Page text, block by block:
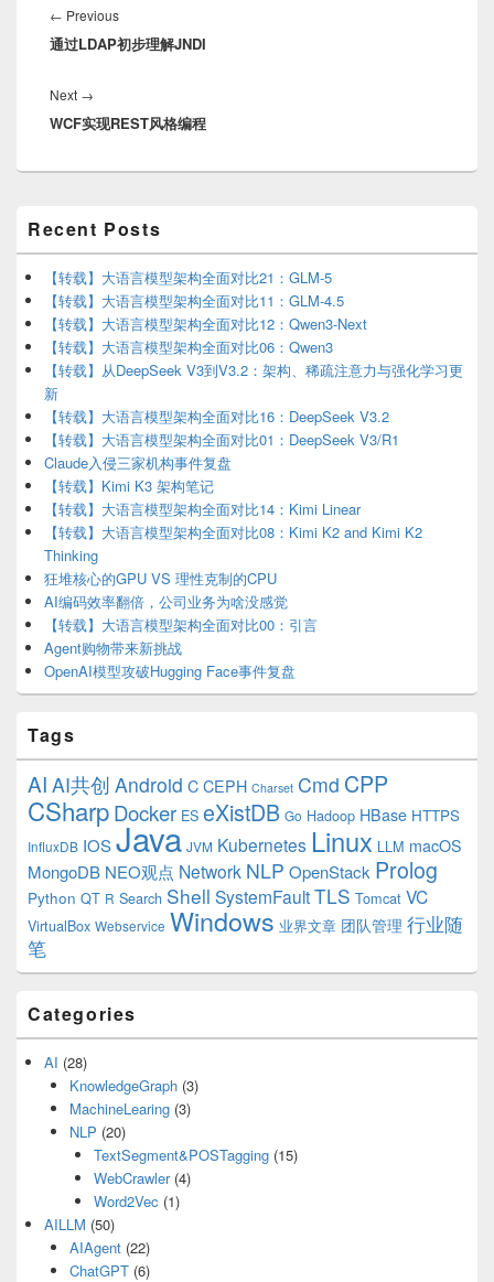
navigation
← PreviousPrevious
post:
通过LDAP初步理解JNDI
Next →
post:
WCF实现REST风格编程
Sidebar
Widget
Area
Recent Posts
【转载】大语言模型架构全面对比21：GLM-5
【转载】大语言模型架构全面对比11：GLM-4.5
【转载】大语言模型架构全面对比12：Qwen3-Next
【转载】大语言模型架构全面对比06：Qwen3
【转载】从DeepSeek V3到V3.2：架构、稀疏注意力与强化学习更
新
【转载】大语言模型架构全面对比16：DeepSeek V3.2
【转载】大语言模型架构全面对比01：DeepSeek V3/R1
Claude入侵三家机构事件复盘
【转载】Kimi K3 架构笔记
【转载】大语言模型架构全面对比14：Kimi Linear
【转载】大语言模型架构全面对比08：Kimi K2 and Kimi K2
Thinking
狂堆核心的GPU VS 理性克制的CPU
AI编码效率翻倍，公司业务为啥没感觉
【转载】大语言模型架构全面对比00：引言
Agent购物带来新挑战
OpenAI模型攻破Hugging Face事件复盘
Tags
AI AI共创 Android C CEPH Charset Cmd CPP
CSharpDocker ES eXistDB Go Hadoop HBase HTTPS
InfluxDB IOSJava JVM Kubernetes Linux LLM macOS
MongoDB NEO观点 Network NLP OpenStack Prolog
Python QT R Search Shell SystemFaultTLS Tomcat VC
VirtualBox Webservice Windows 业界文章 团队管理 行业随
笔
Categories
AI (28)
KnowledgeGraph(3)
MachineLearing(3)
NLP (20)
TextSegment&POSTagging (15)
WebCrawler(4)
Word2Vec (1)
AILLM (50)
AIAgent(22)
ChatGPT(6)